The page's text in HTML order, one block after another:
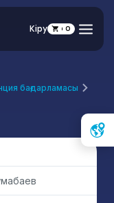
Кіру 0
бағдарламасы